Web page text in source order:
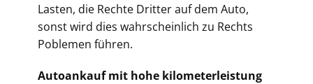
Lasten, die Rechte Dritter auf dem Auto,
sonst wird dies wahrscheinlich zu Rechts
Poblemen führen.
Autoankauf mit hohe kilometerleistung